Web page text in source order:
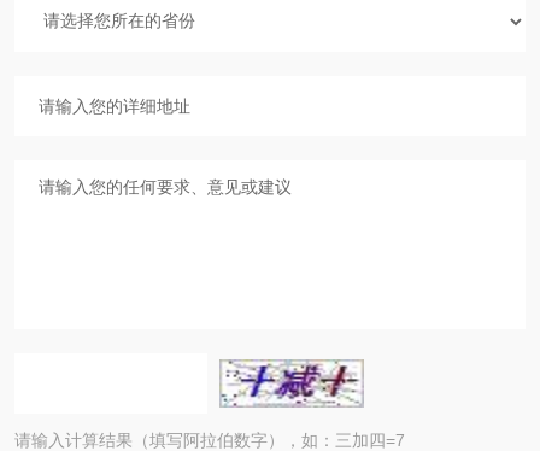
请输入计算结果（填写阿拉伯数字），如：三加四=7